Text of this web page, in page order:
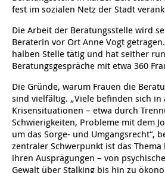
Familienzentrum
Kindertagesstätte
Familienzentrum
Kindertagesstätte
Kindertagesstätte
Krippe Schleswiger Straße
Familienzentrum
Kindertagesstätte Klaus-
“Mäuseburg” /
Kindertagesstätte König-
Kindertagesstätte Langes Feld
Kindertagesstätte Levester
Kindertagesstätte
fest im sozialen Netz der Stadt
Die Arbeit der Beratungsstelle wird
Beraterin vor Ort Anne Vogt
halben Stelle tätig und hat seither
Beratungsgespräche mit etwa 360
Die Gründe, warum Frauen die
sind vielfältig. „Viele befinden sich in
Krisensituationen – etwa durch
Schwierigkeiten, Probleme mit dem
um das Sorge- und Umgangsrecht“,
zentraler Schwerpunkt ist das
ihren Ausprägungen – von
Gewalt über Stalking bis hin zu